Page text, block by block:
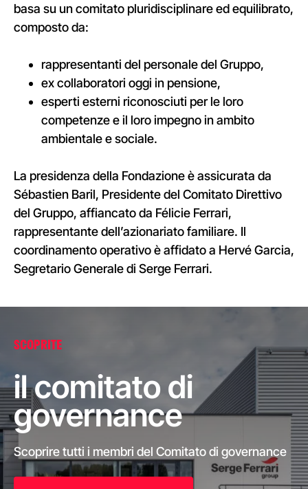
basa su un comitato pluridisciplinare ed equilibrato,
composto da:
rappresentanti del personale del Gruppo,
excollaboratori oggi in pensione,
esperti esterni riconosciuti per le loro
competenze e il loro impegno in ambito
ambientale e sociale.
La presidenza della Fondazione è assicurata da
Sébastien Baril, Presidente del Comitato Direttivo
del Gruppo, affiancato da Félicie Ferrari,
rappresentante dell’azionariato familiare. Il
coordinamento operativo è affidato a Hervé Garcia,
Segretario Generale di Serge Ferrari.
SCOPRITE
il comitato di
governance
Scoprire tutti i membri del Comitato di governance